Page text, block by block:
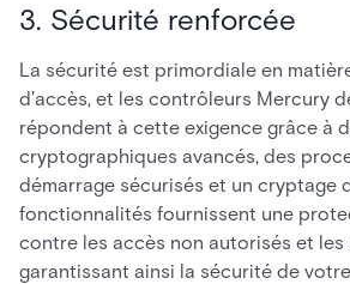
3. Sécurité renforcée
La sécurité est primordiale en
d'accès, et les contrôleurs Mercury
répondent à cette exigence grâce à
cryptographiques avancés, des
démarrage sécurisés et un cryptage
fonctionnalités fournissent une
contre les accès non autorisés et les
garantissant ainsi la sécurité de